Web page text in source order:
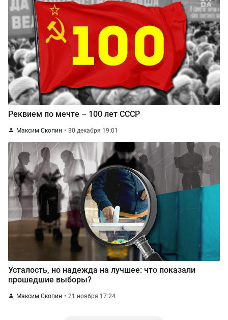
Реквием по мечте – 100 лет СССР
Максим Скопин 30 декабря 19:01
Усталость, но надежда на лучшее: что показали
прошедшие выборы?
Максим Скопин 21 ноября 17:24